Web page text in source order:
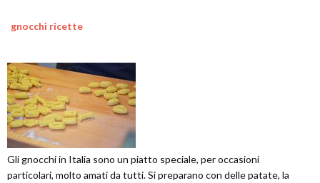
gnocchi ricette
Gli gnocchi in Italia sono un piatto speciale, per occasioni
particolari, molto amati da tutti. Si preparano con delle patate, la